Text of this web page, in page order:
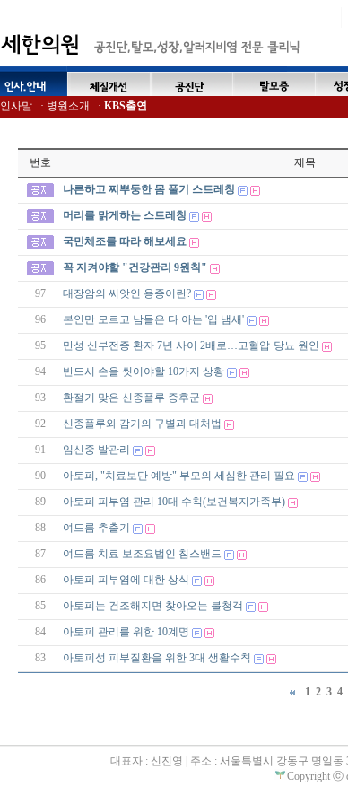
인사말 · 병원소개 · KBS출연
번호 제목
나른하고 찌뿌둥한 몸 풀기 스트레칭
머리를 맑게하는 스트레칭
국민체조를 따라 해보세요
꼭 지켜야할 "건강관리 9원칙"
97 대장암의 씨앗인 용종이란?
96 본인만 모르고 남들은 다 아는 '입 냄새'
95 만성 신부전증 환자 7년 사이 2배로…고혈압·당뇨 원인
94 반드시 손을 씻어야할 10가지 상황
93 환절기 맞은 신종플루 증후군
92 신종플루와 감기의 구별과 대처법
91 임신중 발관리
90 아토피, "치료보단 예방" 부모의 세심한 관리 필요
89 아토피 피부염 관리 10대 수칙(보건복지가족부)
88 여드름 추출기
87 여드름 치료 보조요법인 침스밴드
86 아토피 피부염에 대한 상식
85 아토피는 건조해지면 찾아오는 불청객
84 아토피 관리를 위한 10계명
83 아토피성 피부질환을 위한 3대 생활수칙
1 2 3 4
대표자 : 신진영 | 주소 : 서울특별시 강동구 명일동
Copyright ⓒ